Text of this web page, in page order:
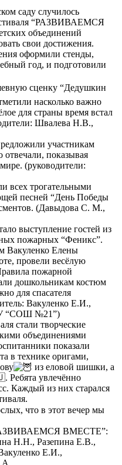
саду случилось
“РАЗВИВАЕМСЯ
объединений
свои достижения.
оформили стенды,
год, и подготовили
сценку “Дедушкин
насколько важно
для страны время встал
Швалева Н.В.,
участникам
отвечали, показывая
(руководители:
всех трогательными
песней “День Победы
(Давыдова С. М.,
выступление гостей из
пожарных “Феникс”.
Вакуленко Елены
провели весёлую
пожарной
дошкольникам костюм
для спасателя
Вакуленко Е.И.,
“СОШ №21”)
стали творческие
объединениями
показали
в технике оригами,
из еловой шишки, а
. Ребята увлечённо
Каждый из них старался
что в этот вечер мы
ВМЕСТЕ”:
Н.Н., Разепина Е.В.,
Е.И.,